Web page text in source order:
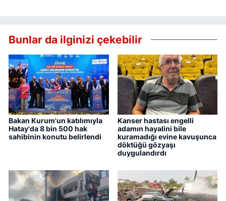
Bunlar da ilginizi çekebilir
Bakan Kurum'un katılımıyla
Hatay'da 8 bin 500 hak
sahibinin konutu belirlendi
Kanser hastası engelli
adamın hayalini bile
kuramadığı evine kavuşunca
döktüğü gözyaşı
duygulandırdı